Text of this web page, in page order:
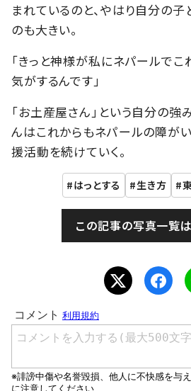
まれているのと、やはり自分の
のも大きい。
「きっと神様が私にネパールでこ
気がするんです」
「お土産屋さん」という自分の強
んはこれからもネパールの障が
援活動を続けていく。
はっとする 生き方
この記事の写真一覧